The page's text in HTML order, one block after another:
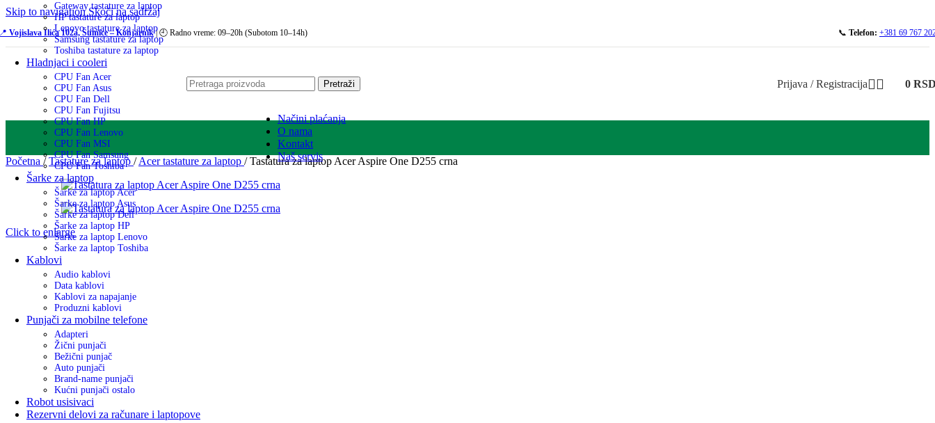
Skip to navigationSkoči na sadržaj
Vojislava Ilića 102a, Šumice – Konjarnik| 🕘 Radno vreme: 09–20h (Subotom 10–14h) 📞 Telefon: +381 69 767
Pretraži Prijava / Registracija 0
Gateway tastature za laptop
HP tastature za laptop
Lenovo tastature za laptop
Samsung tastature za laptop
Toshiba tastature za laptop
Hladnjaci i cooleri
CPU Fan Acer
CPU Fan Asus
CPU Fan Dell
CPU Fan Fujitsu
CPU Fan HP
CPU Fan Lenovo
CPU Fan MSI
CPU Fan Samsung
CPU Fan Toshiba
Šarke za laptop
Šarke za laptop Acer
Šarke za laptop Asus
Šarke za laptop Dell
Šarke za laptop HP
Šarke za laptop Lenovo
Šarke za laptop Toshiba
Kablovi
Audio kablovi
Data kablovi
Kablovi za napajanje
Produzni kablovi
Punjači za mobilne telefone
Adapteri
Žični punjači
Bežični punjač
Auto punjači
Brand-name punjači
Kućni punjači ostalo
Robot usisivaci
Rezervni delovi za računare i laptopove
Načini plaćanja
O nama
Kontakt
Naš servis
Početna / Tastature za laptop / Acer tastature za laptop / Tastatura za laptop Acer Aspire One D255 crna
Click to enlarge